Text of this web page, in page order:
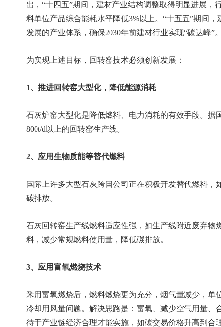
出，“十四五”期间，建材产业结构调整取得明显进展
料单位产品综合能耗水平降低3%以上。“十五五”期间
发展的产业体系，确保2030年前建材行业实现“碳达峰”
为实现上述目标，回转窑技术必须创新发展：
1、推进回转窑大型化，降低能源消耗
石灰炉窑大型化是降低燃料、电力消耗的有效手段。据
800t/d以上的回转窑生产线。
2、应用生物质能等替代燃料
国际上许多大型石灰跨国公司正在积极开发替代燃料
碳排放。
石灰回转窑生产线燃料适应性强，如生产线附近废弃
料，减少常规燃料使用量，降低碳排放。
3、应用富氧燃烧技术
釆用富氧燃烧后，燃料燃烧更为充分，烟气量减少，
冷却用风量问题。解决思路是：富氧、减少空气用量、
待于产业链经济合理才能实施，如碳交易价格升高到合